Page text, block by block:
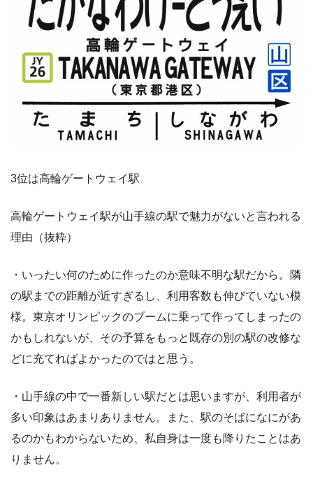
3位は高輪ゲートウェイ駅
高輪ゲートウェイ駅が山手線の駅で魅力がないと言われる
理由（抜粋）
・いったい何のために作ったのか意味不明な駅だから。隣
の駅までの距離が近すぎるし、利用客数も伸びていない模
様。東京オリンピックのブームに乗って作ってしまったの
かもしれないが、その予算をもっと既存の別の駅の改修な
どに充てればよかったのではと思う。
・山手線の中で一番新しい駅だとは思いますが、利用者が
多い印象はあまりありません。また、駅のそばになにがあ
るのかもわからないため、私自身は一度も降りたことはあ
りません。